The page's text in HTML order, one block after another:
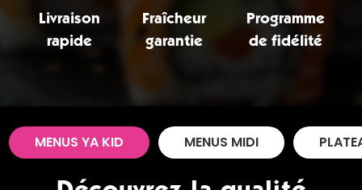
Livraison
rapide
Fraîcheur
garantie
Programme
de fidélité
MENUS YA KID MENUS MIDI